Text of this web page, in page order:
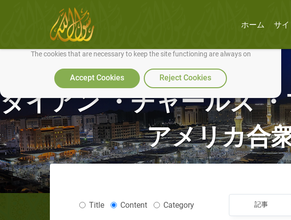
We use cookies to make our site work well for you and so we can continually improve it.
The cookies that are necessary to keep the site functioning are always on
Accept Cookies Reject Cookies
ホーム サ
ダイアン ・チャールズ
アメリカ合
Title Content Category 記事